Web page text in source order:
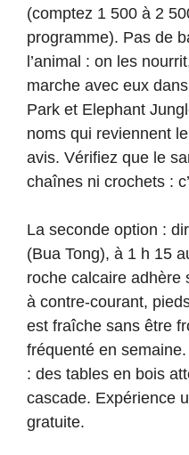
(comptez 1 500 à 2
programme). Pas de
l’animal : on les
marche avec eux
Park et Elephant
noms qui reviennent
avis. Vérifiez que le
chaînes ni crochets :
La seconde option :
(Bua Tong), à 1 h 15
roche calcaire adhère
à contre-courant,
est fraîche sans être
fréquenté en
: des tables en bois
cascade. Expérience
gratuite.